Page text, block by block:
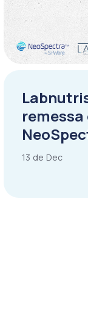
13 de Dec